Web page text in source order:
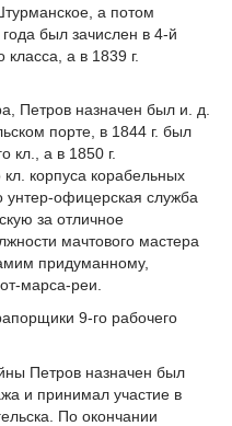
а потом
был зачислен в 4-й
а в 1839 г.
Петров назначен был и. д.
порте, в 1844 г. был
кл., а в 1850 г.
корпуса корабельных
унтер-офицерская служба
за отличное
мачтового мастера
придуманному,
марса-реи.
9-го рабочего
Петров назначен был
и принимал участие в
По окончании